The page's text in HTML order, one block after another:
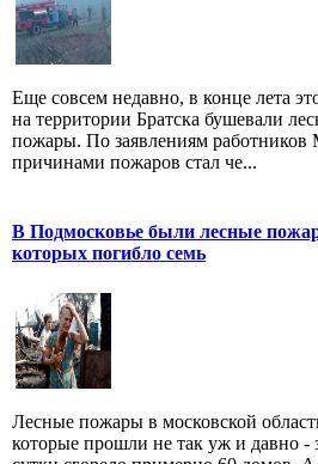
Еще совсем недавно, в конце лета
на территории Братска бушевали
пожары. По заявлениям
причинами пожаров стал че...
В Подмосковье были лесные
которых погибло семь
Лесные пожары в московской
которые прошли не так уж и давно -